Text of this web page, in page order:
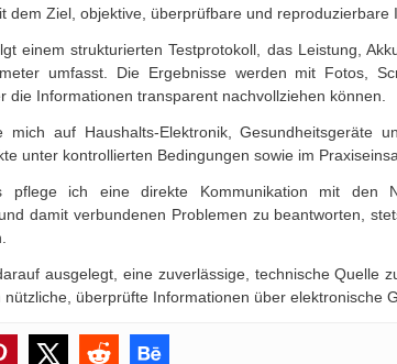
dem Ziel, objektive, überprüfbare und reproduzierbare
einem strukturierten Testprotokoll, das Leistung,
umfasst. Die Ergebnisse werden mit Fotos,
die Informationen transparent nachvollziehen können.
mich auf Haushalts-Elektronik, Gesundheitsgeräte
unter kontrollierten Bedingungen sowie im
pflege ich eine direkte Kommunikation mit den
damit verbundenen Problemen zu beantworten,
ausgelegt, eine zuverlässige, technische Quelle
überprüfte Informationen über elektronische